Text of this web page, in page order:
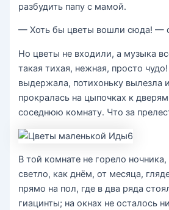
разбудить папу с мамой.
— Хоть бы цветы вошли сюда! —
Но цветы не входили, а музыка
такая тихая, нежная, просто
выдержала, потихоньку вылезла
прокралась на цыпочках к дверям
соседнюю комнату. Что за
В той комнате не горело
светло, как днём, от месяца,
прямо на пол, где в два ряда
гиацинты; на окнах не осталось